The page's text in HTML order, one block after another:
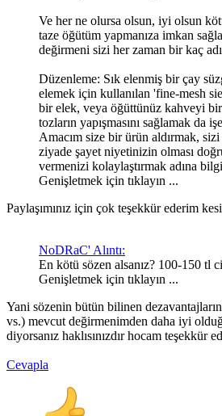
Ve her ne olursa olsun, iyi olsun
taze öğütüm yapmanıza imkan
değirmeni sizi her zaman bir kaç
Düzenleme: Sık elenmiş bir çay
elemek için kullanılan 'fine-mesh
bir elek, veya öğüttünüz kahveyi
tozların yapışmasını sağlamak da
Amacım size bir ürün aldırmak,
ziyade şayet niyetinizin olması
vermenizi kolaylaştırmak adına
Genişletmek için tıklayın ...
Paylaşımınız için çok teşekkür ederim
NoDRaC' Alıntı:
En kötü sözen alsanız? 100-150 tl
Genişletmek için tıklayın ...
Yani sözenin bütün bilinen
vs.) mevcut değirmenimden daha iyi
diyorsanız haklısınızdır hocam teşekkür
Cevapla